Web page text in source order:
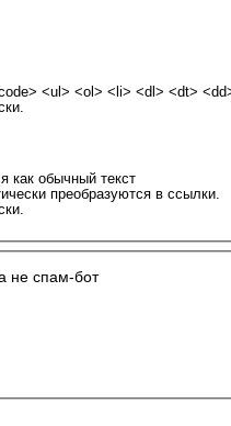
<ul> <ol> <li> <dl> <dt>
как обычный текст
преобразуются в ссылки.
не спам-бот